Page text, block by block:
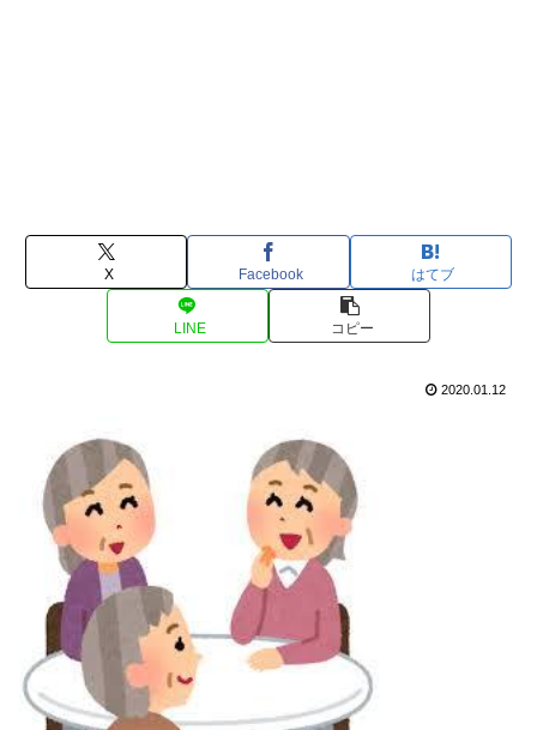
X Facebook はてブ
LINE コピー
2020.01.12